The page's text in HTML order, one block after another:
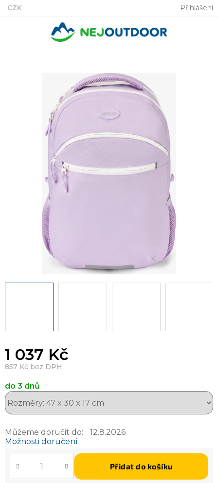
Přejít
CZK Přihlášení
1 037 Kč
857 Kč bez DPH
do 3 dnů
Můžeme doručit do:
12.8.2026
Možnosti doručení
Přidat do košíku